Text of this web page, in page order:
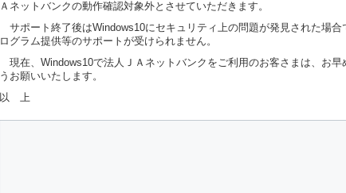
Ａネットバンクの動作確認対象外とさせていただきます。
サポート終了後はWindows10にセキュリティ上の問題が発見された場
ログラム提供等のサポートが受けられません。
現在、Windows10で法人ＪＡネットバンクをご利用のお客さまは、お早
うお願いいたします。
以 上